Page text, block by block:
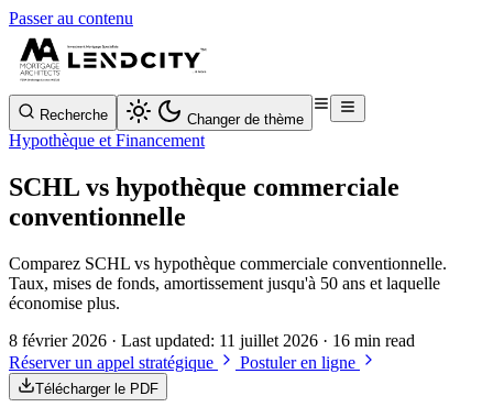
Passer au contenu
Recherche Changer de thème
Hypothèque et Financement
SCHL vs hypothèque commerciale
conventionnelle
Comparez SCHL vs hypothèque commerciale conventionnelle.
Taux, mises de fonds, amortissement jusqu'à 50 ans et laquelle
économise plus.
8 février 2026 · Last updated: 11 juillet 2026 · 16 min read
Réserver un appel stratégique
Postuler en ligne
Télécharger le PDF